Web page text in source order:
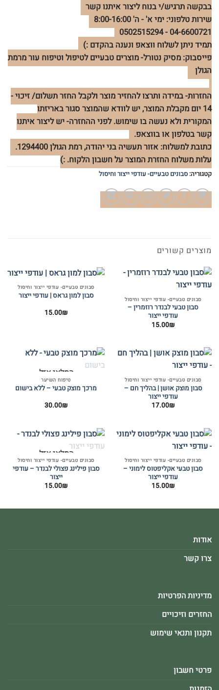
בבקשה תרגיש/י בנוח ליצור איתנו קשר
שירות טלפוני: ימי א' - ה' 8:00-16:00
04-6600721 - 0502515294
תמיד ניתן לשלוח ווצאפ ונענה בהקדם :)
פייסבוק: מסיק נטורל- מוצרים טבעיים לטיפול וטיפוח עור מרמת
הגולן
החזרות- במידה ותרצו להחזיר מוצר ולקבל החזר תשלום/ זיכוי -
14 יום מקבלת המוצר, יש לוודא שהמוצר סגור באריזתו
המקורית ולא נעשה בו שימוש. לפני ההחזרה- יש ליצור איתנו
קשר בטלפון או בווצאפ.
כתובת למשלוח: אזור תעשיה בני יהודה, רמת הגולן 1294400.
עלות משלוח החזרת המוצר על חשבון הלקוח. :)
קטגוריה: סבונים טבעיים- עודפי ייצור וחיסול
מוצרים קשורים
סבונים טבעיים- עודפי ייצור וחיסול
סבון טבעי לבנדר רוזמרין –
עודפי ייצור
15.00₪
סבונים טבעיים- עודפי ייצור וחיסול
סבון למון גראס | עודפי ייצור
15.00₪
סבונים טבעיים- עודפי ייצור וחיסול
סבון מוצק אושן | בהליך חם –
עודפי ייצור
17.00₪
המלאי אזל
טיפוח השיער
מרכך מוצק טבעי – ללא בישום
30.00₪
סבונים טבעיים- עודפי ייצור וחיסול
סבון טבעי אקליפטוס לימוני –
עודפי ייצור
15.00₪
המלאי אזל
סבונים טבעיים- עודפי ייצור וחיסול
סבון פילינג פצולי לבנדר – עודפי
ייצור
15.00₪
אודות
צרו קשר
מדיניות הפרטיות
החזרים וזיכויים
תקנון ותנאי שימוש
פרטי חשבון